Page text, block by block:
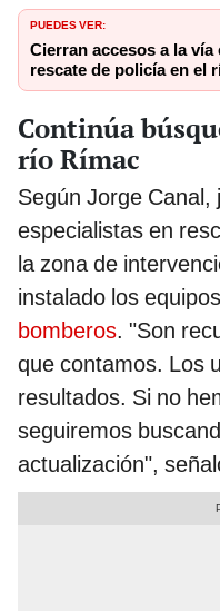
PUEDES VER:
Cierran accesos a la
rescate de policía en el
Continúa
río Rímac
Según Jorge
especialistas en
la zona de
instalado los
bomberos. "Son
que contamos. Los
resultados. Si no
seguiremos
actualización",